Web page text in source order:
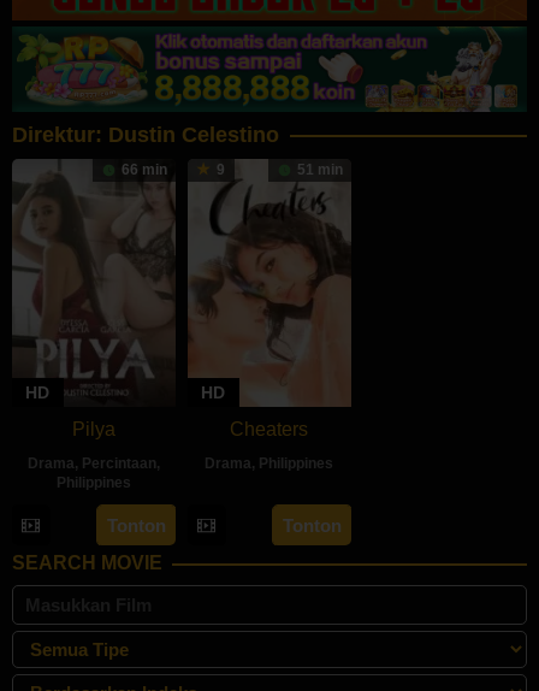
Direktur: Dustin Celestino
66 min
HD
Pilya
Drama, Percintaan,
Philippines
14
Sep
2024
Dustin
Celestino
Tonton
9 51 min
HD
Cheaters
Drama, Philippines
2
Apr
Dustin
Celestino
Tonton
SEARCH MOVIE